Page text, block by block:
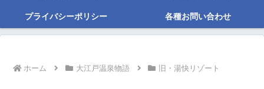
プライバシーポリシー 各種お問い合わせ
ホーム 大江戸温泉物語 旧・湯快リゾート